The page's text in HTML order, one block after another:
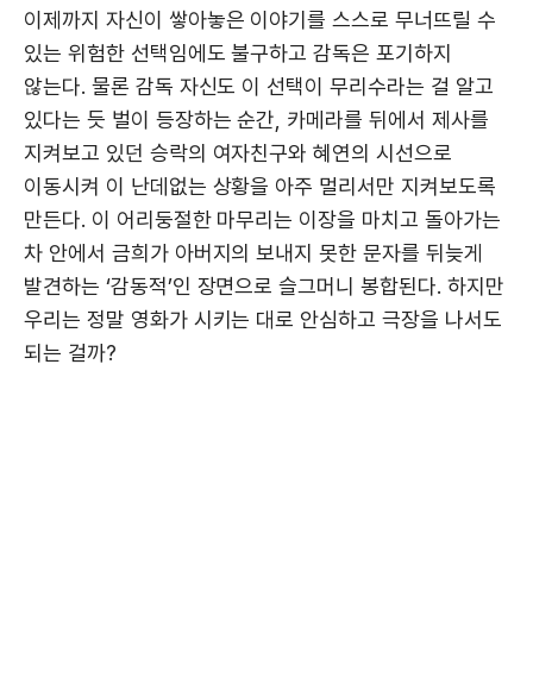
이제까지 자신이 쌓아놓은 이야기를 스스로 무너뜨릴 수
있는 위험한 선택임에도 불구하고 감독은 포기하지
않는다. 물론 감독 자신도 이 선택이 무리수라는 걸 알고
있다는 듯 벌이 등장하는 순간, 카메라를 뒤에서 제사를
지켜보고 있던 승락의 여자친구와 혜연의 시선으로
이동시켜 이 난데없는 상황을 아주 멀리서만 지켜보도록
만든다. 이 어리둥절한 마무리는 이장을 마치고 돌아가는
차 안에서 금희가 아버지의 보내지 못한 문자를 뒤늦게
발견하는 ‘감동적’인 장면으로 슬그머니 봉합된다. 하지만
우리는 정말 영화가 시키는 대로 안심하고 극장을 나서도
되는 걸까?